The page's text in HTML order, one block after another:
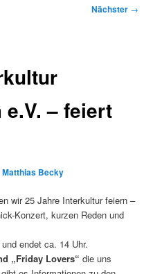
Nächster →
– feiert
Matthias Becky
wir 25 Jahre Interkultur feiern –
Konzert, kurzen Reden und
endet ca. 14 Uhr.
„Friday Lovers“die uns